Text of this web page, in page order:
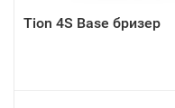
Tion 4S Base бризер